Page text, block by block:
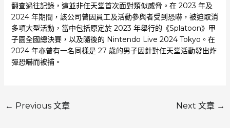
翻查過往記錄，這並非任天堂首次面對類似威脅。在 2023 年及
2024 年期間，該公司曾因員工及活動參與者受到恐嚇，被迫取消
多項大型活動，當中包括原定於 2023 年舉行的《Splatoon》甲
子園全國總決賽，以及隨後的 Nintendo Live 2024 Tokyo。在
2024 年亦曾有一名同樣是 27 歲的男子因針對任天堂活動發出炸
彈恐嚇而被捕。
← Previous 文章 Next 文章 →